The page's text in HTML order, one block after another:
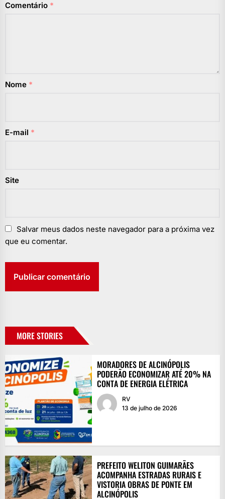
Comentário *
Nome *
E-mail *
Site
Salvar meus dados neste navegador para a próxima vez
que eu comentar.
MORE STORIES
MORADORES DE ALCINÓPOLIS
PODERÃO ECONOMIZAR ATÉ 20% NA
CONTA DE ENERGIA ELÉTRICA
RV
13 de julho de 2026
PREFEITO WELITON GUIMARÃES
ACOMPANHA ESTRADAS RURAIS E
VISTORIA OBRAS DE PONTE EM
ALCINÓPOLIS